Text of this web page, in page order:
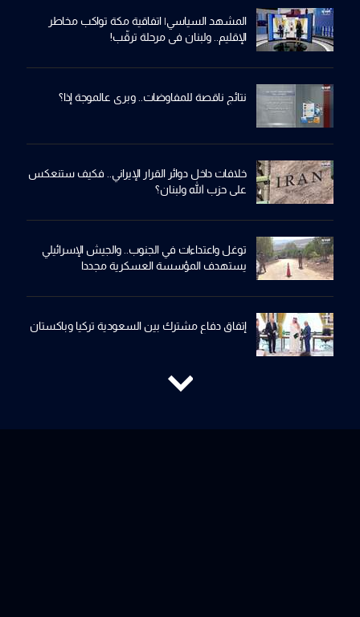
المشهد السياسي| اتفاقية مكة تواكب مخاطر
الإقليم.. ولبنان في مرحلة ترقّب!
نتائج ناقصة للمفاوضات.. وبري عالموجة إذا؟
خلافات داخل دوائر القرار الإيراني.. فكيف ستنعكس
على حزب الله ولبنان؟
توغل واعتداءات في الجنوب.. والجيش الإسرائيلي
يستهدف المؤسسة العسكرية مجددا
إتفاق دفاع مشترك بين السعودية تركيا وباكستان